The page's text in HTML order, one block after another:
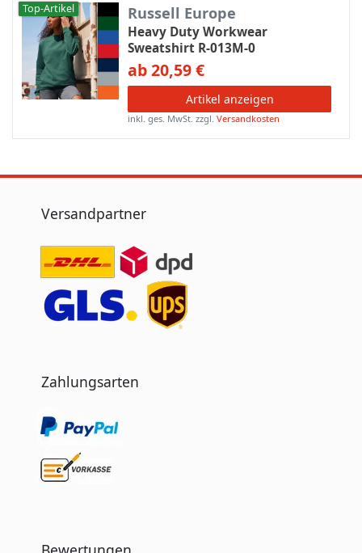
Top-Artikel Russell Europe
Heavy Duty Workwear
Sweatshirt R-013M-0
ab 20,59 €
Artikel anzeigen
inkl. ges. MwSt. zzgl.Versandkosten
Versandpartner
Zahlungsarten